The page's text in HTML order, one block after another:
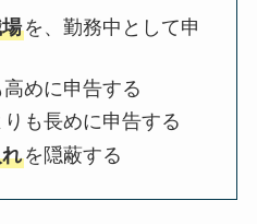
を、勤務中として申
めに申告する
りも長めに申告する
を隠蔽する